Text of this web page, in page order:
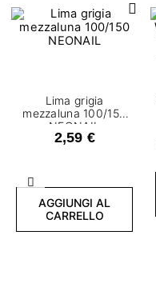
Precedente
Lima grigia
mezzaluna 100/150
NEONAIL
2,59 €
AGGIUNGI AL
CARRELLO